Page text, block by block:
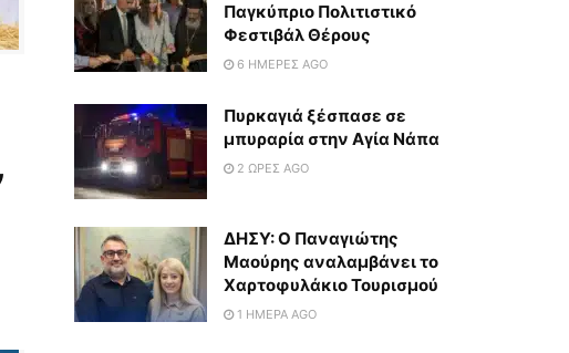
Παγκύπριο Πολιτιστικό
Φεστιβάλ Θέρους
6 ΗΜΈΡΕΣ AGO
Πυρκαγιά ξέσπασε σε
μπυραρία στην Αγία Νάπα
2 ΏΡΕΣ AGO
ΔΗΣΥ: Ο Παναγιώτης
Μαούρης αναλαμβάνει το
Χαρτοφυλάκιο Τουρισμού
1 ΗΜΈΡΑ AGO